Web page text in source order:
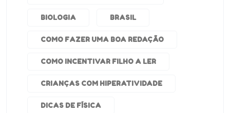
BIOLOGIA BRASIL
COMO FAZER UMA BOA REDAÇÃO
COMO INCENTIVAR FILHO A LER
CRIANÇAS COM HIPERATIVIDADE
DICAS DE FÍSICA